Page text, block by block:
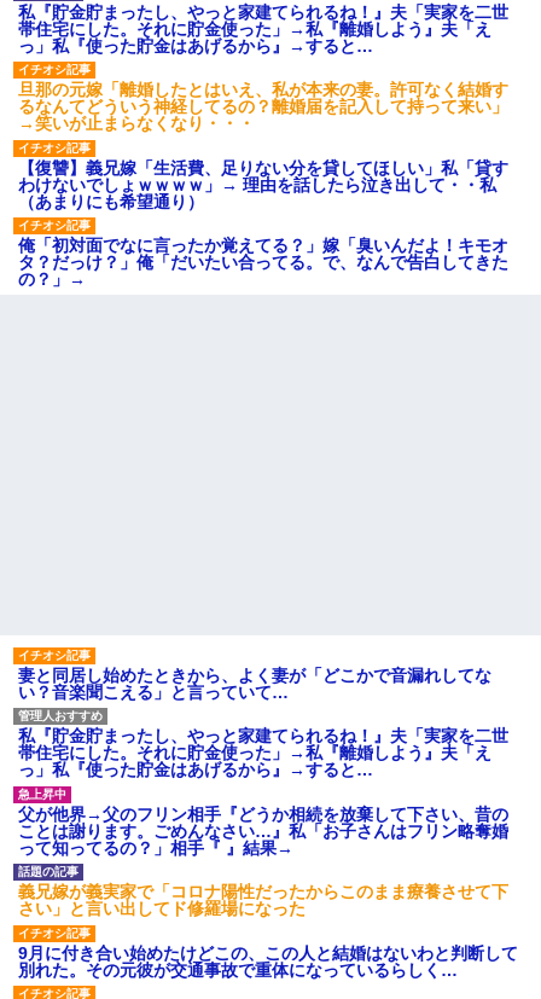
私『貯金貯まったし、やっと家建てられるね！』夫「実家を二世
帯住宅にした。それに貯金使った」→私『離婚しよう』夫「え
っ」私『使った貯金はあげるから』→すると…
旦那の元嫁「離婚したとはいえ、私が本来の妻。許可なく結婚す
るなんてどういう神経してるの？離婚届を記入して持って来い」
→笑いが止まらなくなり・・・
【復讐】義兄嫁「生活費、足りない分を貸してほしい」私「貸す
わけないでしょｗｗｗｗ」→ 理由を話したら泣き出して・・私
（あまりにも希望通り）
俺「初対面でなに言ったか覚えてる？」嫁「臭いんだよ！キモオ
タ？だっけ？」俺「だいたい合ってる。で、なんで告白してきた
の？」→
妻と同居し始めたときから、よく妻が「どこかで音漏れしてな
い？音楽聞こえる」と言っていて…
私『貯金貯まったし、やっと家建てられるね！』夫「実家を二世
帯住宅にした。それに貯金使った」→私『離婚しよう』夫「え
っ」私『使った貯金はあげるから』→すると…
父が他界→父のフリン相手『どうか相続を放棄して下さい、昔の
ことは謝ります。ごめんなさい…』私「お子さんはフリン略奪婚
って知ってるの？」相手『 』結果→
義兄嫁が義実家で「コロナ陽性だったからこのまま療養させて下
さい」と言い出してド修羅場になった
9月に付き合い始めたけどこの、この人と結婚はないわと判断して
別れた。その元彼が交通事故で重体になっているらしく…